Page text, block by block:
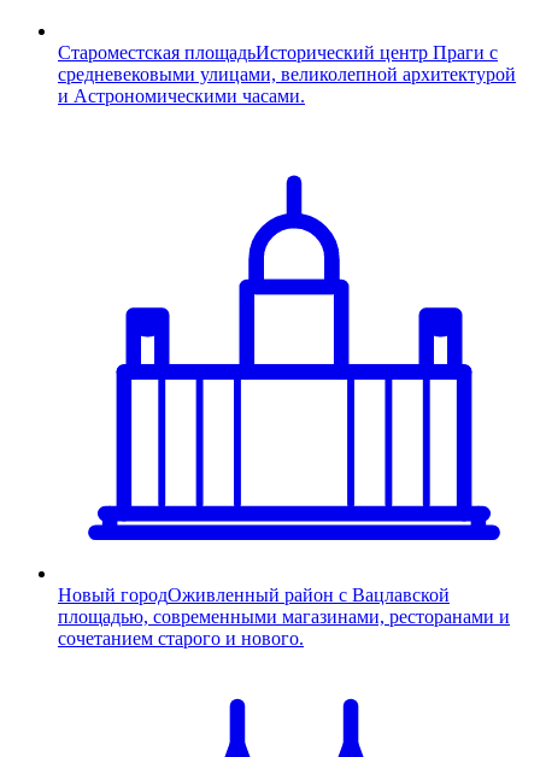
Староместская площадьИсторический центр Праги с
средневековыми улицами, великолепной архитектурой
и Астрономическими часами.
Новый городОживленный район с Вацлавской
площадью, современными магазинами, ресторанами и
сочетанием старого и нового.